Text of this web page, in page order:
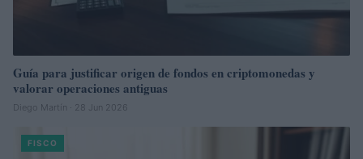
Guía para justificar origen de fondos en criptomonedas y
valorar operaciones antiguas
Diego Martín · 28 Jun 2026
FISCO